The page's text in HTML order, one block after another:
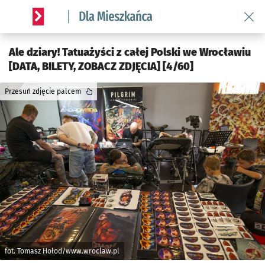
Serwis informacyjny wroclaw.pl podserwis: Dla mieszkańca
Ale dziary! Tatuażyści z całej Polski we Wrocławiu
[DATA, BILETY, ZOBACZ ZDJĘCIA] [4/60]
fot. Tomasz Hołod/www.wroclaw.pl
Przesuń zdjęcie palcem